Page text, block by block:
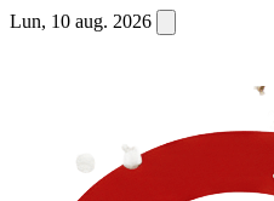
Lun, 10 aug. 2026